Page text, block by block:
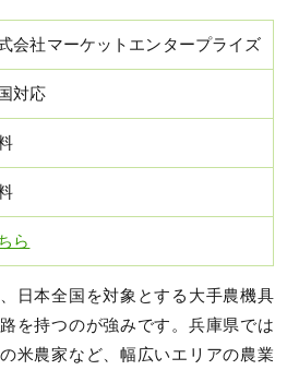
会社マーケットエンタープライズ
対応
ら
日本全国を対象とする大手農機具
を持つのが強みです。兵庫県では
米農家など、幅広いエリアの農業